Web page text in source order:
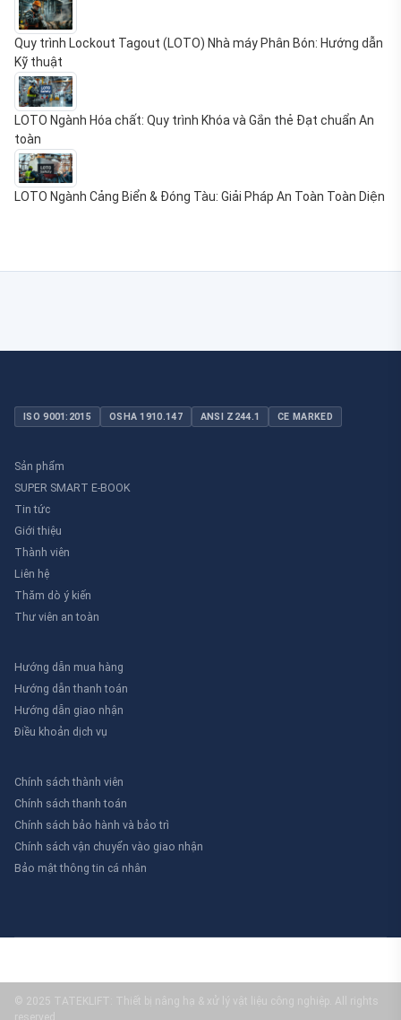
Quy trình Lockout Tagout (LOTO) Nhà máy Phân Bón: Hướng dẫn
Kỹ thuật
LOTO Ngành Hóa chất: Quy trình Khóa và Gắn thẻ Đạt chuẩn An
toàn
LOTO Ngành Cảng Biển & Đóng Tàu: Giải Pháp An Toàn Toàn Diện
SUPER SMART E-BOOK
Tin tức
Giới thiệu
Thành viên
Liên hệ
Thăm dò ý kiến
Thư viên an toàn
Hướng dẫn thanh toán
Hướng dẫn giao nhận
Điều khoản dịch vụ
Chính sách thanh toán
Chính sách bảo hành và bảo trì
Chính sách vận chuyển vào giao nhận
Bảo mật thông tin cá nhân
© 2025 TATEKLIFT: Thiết bị nâng hạ & xử lý vật liệu công nghiệp. All rights
reserved.